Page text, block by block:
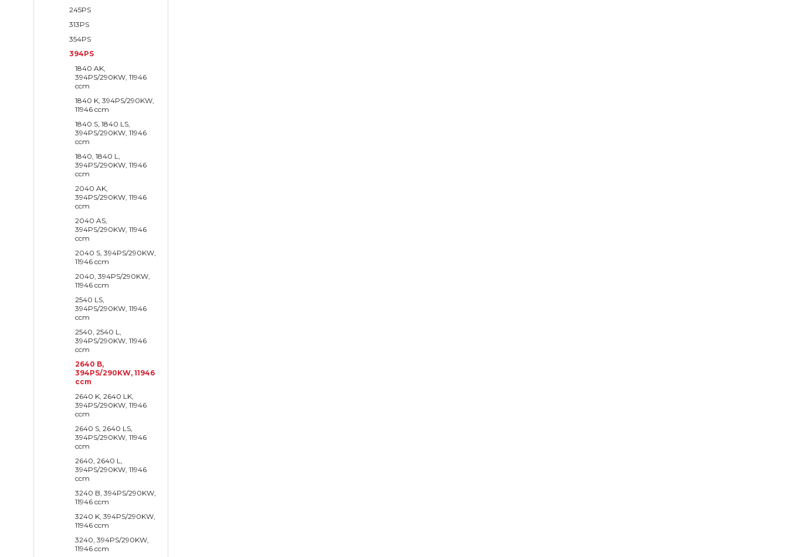
245PS
313PS
354PS
394PS
1840 AK,
394PS/290KW, 11946
ccm
1840 K, 394PS/290KW,
11946 ccm
1840 S, 1840 LS,
394PS/290KW, 11946
ccm
1840, 1840 L,
394PS/290KW, 11946
ccm
2040 AK,
394PS/290KW, 11946
ccm
2040 AS,
394PS/290KW, 11946
ccm
2040 S, 394PS/290KW,
11946 ccm
2040, 394PS/290KW,
11946 ccm
2540 LS,
394PS/290KW, 11946
ccm
2540, 2540 L,
394PS/290KW, 11946
ccm
2640 B,
394PS/290KW, 11946
ccm
2640 K, 2640 LK,
394PS/290KW, 11946
ccm
2640 S, 2640 LS,
394PS/290KW, 11946
ccm
2640, 2640 L,
394PS/290KW, 11946
ccm
3240 B, 394PS/290KW,
11946 ccm
3240 K, 394PS/290KW,
11946 ccm
3240, 394PS/290KW,
11946 ccm